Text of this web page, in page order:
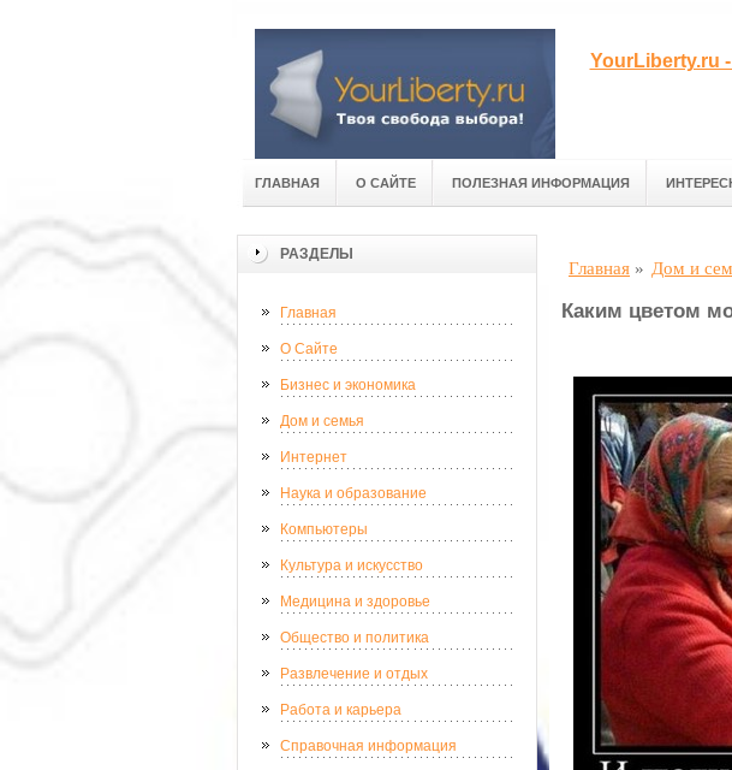
YourLiberty.ru
ГЛАВНАЯ О САЙТЕ ПОЛЕЗНАЯ ИНФОРМАЦИЯ
РАЗДЕЛЫ
Главная
О Сайте
Бизнес и экономика
Дом и семья
Интернет
Наука и образование
Компьютеры
Культура и искусство
Медицина и здоровье
Общество и политика
Развлечение и отдых
Работа и карьера
Справочная информация
Главная » Дом и
Каким цветом